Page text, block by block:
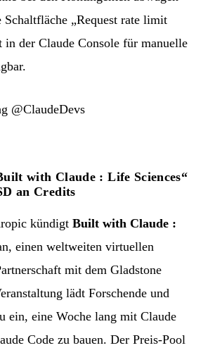
Schaltfläche „Request rate limit
in der Claude Console für manuelle
@ClaudeDevs
with Claude : Life Sciences“
an Credits
kündigt Built with Claude :
einen weltweiten virtuellen
mit dem Gladstone
lädt Forschende und
ein, eine Woche lang mit Claude
Code zu bauen. Der Preis-Pool